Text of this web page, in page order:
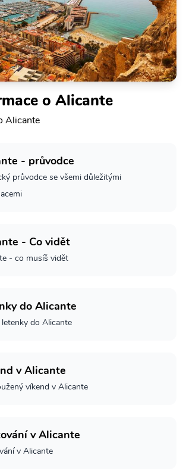
o Alicante
Alicante
- průvodce
průvodce se všemi důležitými
- Co vidět
- co musíš vidět
do Alicante
letenky do Alicante
v Alicante
víkend v Alicante
v Alicante
v Alicante